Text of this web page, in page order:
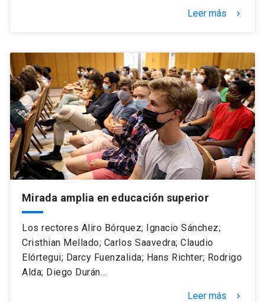
Leer más keyboard_arrow_right
Mirada amplia en educación superior
Los rectores Aliro Bórquez; Ignacio Sánchez;
Cristhian Mellado; Carlos Saavedra; Claudio
Elórtegui; Darcy Fuenzalida; Hans Richter; Rodrigo
Alda; Diego Durán…
Leer más keyboard_arrow_right